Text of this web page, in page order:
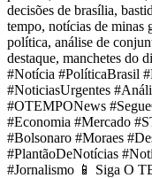
decisões de brasília,
tempo, notícias de minas
política, análise de
destaque, manchetes do
#Notícia #PolíticaBrasil
#NoticiasUrgentes
#OTEMPONews
#Economia #Mercado
#Bolsonaro #Moraes
#PlantãoDeNotícias
#Jornalismo 📱 Siga O